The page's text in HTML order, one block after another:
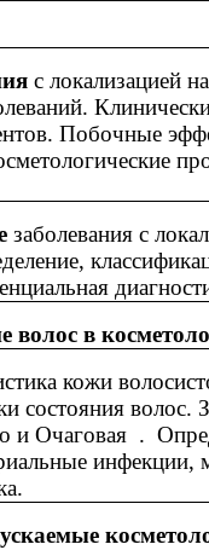
с локализацией
Побочные
заболевания с
в
кожи
состояния
Очаговая .